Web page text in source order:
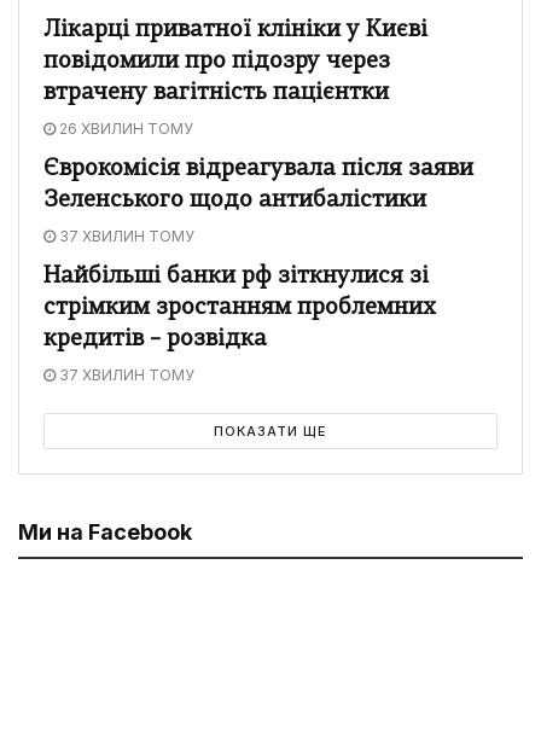
Лікарці приватної клініки у Києві
повідомили про підозру через
втрачену вагітність пацієнтки
26 ХВИЛИН ТОМУ
Єврокомісія відреагувала після заяви
Зеленського щодо антибалістики
37 ХВИЛИН ТОМУ
Найбільші банки рф зіткнулися зі
стрімким зростанням проблемних
кредитів – розвідка
37 ХВИЛИН ТОМУ
ПОКАЗАТИ ЩЕ
Ми на Facebook